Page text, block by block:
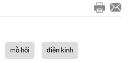
mồ hôi điền kinh